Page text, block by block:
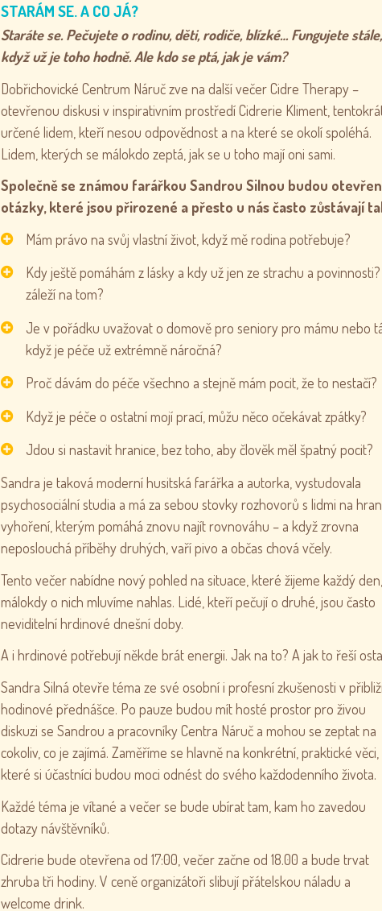
STARÁM SE. A CO JÁ?
Staráte se. Pečujete o rodinu, děti, rodiče, blízké… Fungujete
když už je toho hodně. Ale kdo se ptá, jak je vám?
Dobřichovické Centrum Náruč zve na další večer Cidre Therapy –
otevřenou diskusi v inspirativním prostředí Cidrerie Kliment,
určené lidem, kteří nesou odpovědnost a na které se okolí spoléhá.
Lidem, kterých se málokdo zeptá, jak se u toho mají oni sami.
Společně se známou farářkou Sandrou Silnou budou
otázky, které jsou přirozené a přesto u nás často zůstávají
Mám právo na svůj vlastní život, když mě rodina potřebuje?
Kdy ještě pomáhám z lásky a kdy už jen ze strachu a
záleží na tom?
Je v pořádku uvažovat o domově pro seniory pro mámu nebo
když je péče už extrémně náročná?
Proč dávám do péče všechno a stejně mám pocit, že to nestačí?
Když je péče o ostatní mojí prací, můžu něco očekávat zpátky?
Jdou si nastavit hranice, bez toho, aby člověk měl špatný pocit?
Sandra je taková moderní husitská farářka a autorka, vystudovala
psychosociální studia a má za sebou stovky rozhovorů s lidmi na
vyhoření, kterým pomáhá znovu najít rovnováhu – a když zrovna
neposlouchá příběhy druhých, vaří pivo a občas chová včely.
Tento večer nabídne nový pohled na situace, které žijeme každý
málokdy o nich mluvíme nahlas. Lidé, kteří pečují o druhé, jsou často
neviditelní hrdinové dnešní doby.
A i hrdinové potřebují někde brát energii. Jak na to? A jak to řeší
Sandra Silná otevře téma ze své osobní i profesní zkušenosti v
hodinové přednášce. Po pauze budou mít hosté prostor pro živou
diskuzi se Sandrou a pracovníky Centra Náruč a mohou se zeptat na
cokoliv, co je zajímá. Zaměříme se hlavně na konkrétní, praktické věci,
které si účastníci budou moci odnést do svého každodenního života.
Každé téma je vítané a večer se bude ubírat tam, kam ho zavedou
dotazy návštěvníků.
Cidrerie bude otevřena od 17:00, večer začne od 18.00 a bude trvat
zhruba tři hodiny. V ceně organizátoři slibují přátelskou náladu a
welcome drink.